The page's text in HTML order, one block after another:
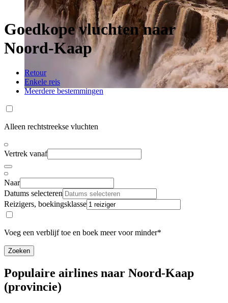
Goedkope vluchten naar
Noord-Kaap
Retour
Enkele reis
Meerdere bestemmingen
Alleen rechtstreekse vluchten
Vertrek vanaf
Naar
Datums selecteren
Reizigers, boekingsklasse
Voeg een verblijf toe en boek meer voor minder*
Zoeken
Populaire airlines naar Noord-Kaap
(provincie)